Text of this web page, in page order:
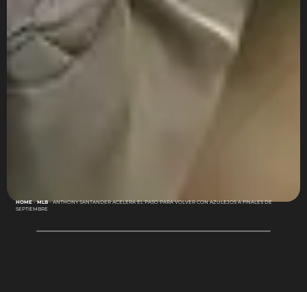
HOME-MLB-ANTHONY SANTANDER ACELERA EL PASO PARA VOLVER CON AZULEJOS A FINALES DE
SEPTIEMBRE